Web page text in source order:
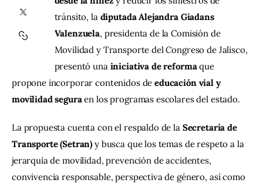
Contacto
tránsito, la diputada Alejandra Giadans
Valenzuela, presidenta de la Comisión de
Movilidad y Transporte del Congreso de Jalisco,
presentó una iniciativa de reforma que
propone incorporar contenidos de educación vial y
movilidad segura en los programas escolares del estado.
La propuesta cuenta con el respaldo de la Secretaría de
Transporte (Setran) y busca que los temas de respeto a la
jerarquía de movilidad, prevención de accidentes,
convivencia responsable, perspectiva de género, así como